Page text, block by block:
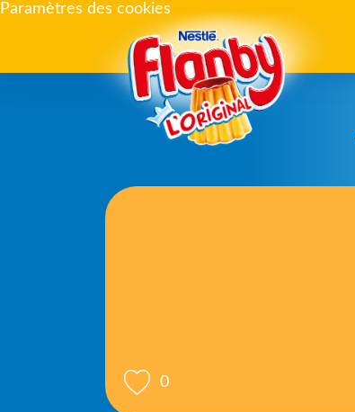
Paramètres des cookies
0